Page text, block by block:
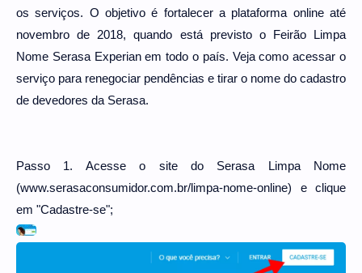
os serviços. O objetivo é fortalecer a plataforma online até
novembro de 2018, quando está previsto o Feirão Limpa
Nome Serasa Experian em todo o país. Veja como acessar o
serviço para renegociar pendências e tirar o nome do cadastro
de devedores da Serasa.
Passo 1. Acesse o site do Serasa Limpa Nome
(www.serasaconsumidor.com.br/limpa-nome-online) e clique
em "Cadastre-se";